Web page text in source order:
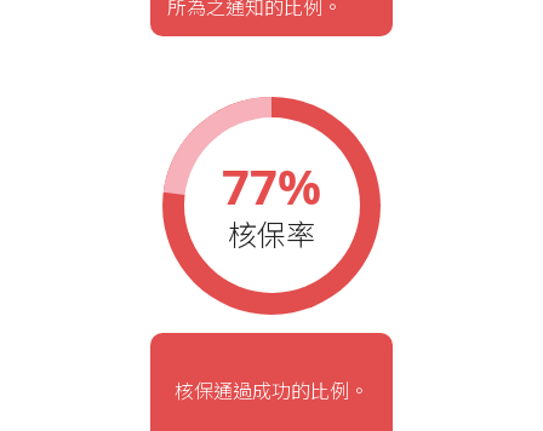
所為之通知的比例。
77%
核保率
核保通過成功的比例。